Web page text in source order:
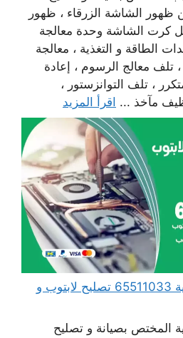
ظهور الشاشة الزرقاء ، ظهور
كرت الشاشة وحدة معالجة
الطاقة و التغذية ، معالجة
تلف معالج الرسوم ، إعادة
، تلف التوانزستور ،
مآخذ ... اقرأ المزيد
مهندس كمبيوتر الضباعية 65511033 تصليح لابتوب و
المختص بصيانة و تصليح